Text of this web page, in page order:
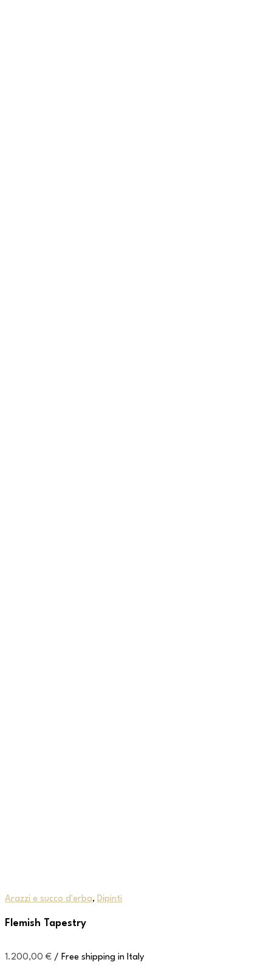
Arazzi e succo d'erba, Dipinti
Flemish Tapestry
1.200,00 € / Free shipping in Italy